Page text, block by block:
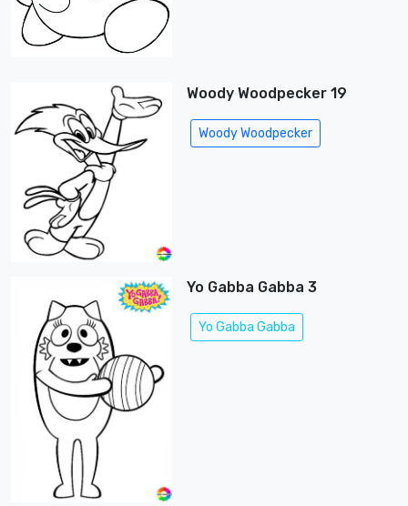
Woody Woodpecker 19
Woody Woodpecker
Yo Gabba Gabba 3
Yo Gabba Gabba